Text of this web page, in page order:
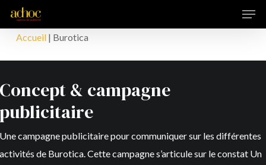
Skip
to
main
content
Accueil| Burotica
& campagne
campagne publicitaire pour communiquer sur les différentes
de Burotica. Cette campagne s’articule sur le constat Un